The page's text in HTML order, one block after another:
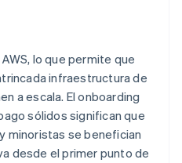
lo que permite que
infraestructura de
a escala. El onboarding
sólidos significan que
minoristas se benefician
desde el primer punto de